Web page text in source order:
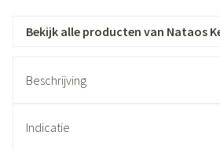
Bekijk alle producten van Nataos
Beschrijving
Indicatie